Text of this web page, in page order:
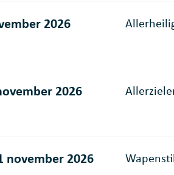
2026
2026
november 2026